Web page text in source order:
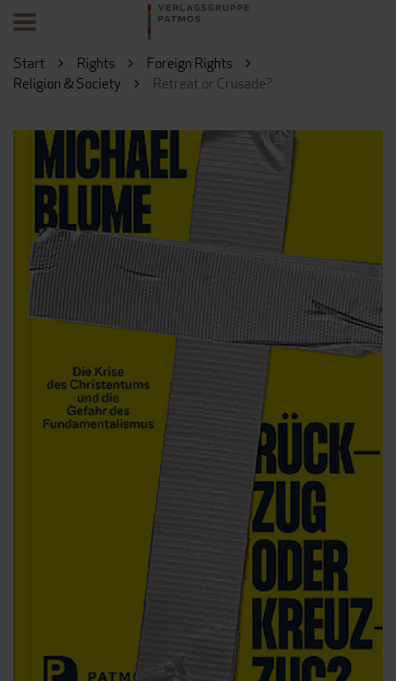
Start Rights
Foreign Rights
Religion & Society
Retreat or Crusade?